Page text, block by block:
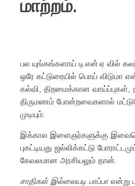
மாற்றம்.
பல யுங்கங்களாய் டி.என்.ஏ வில்
ஒரே கட்டுரையில் பொய் விடுமா
கல்வி, திறமைக்கான வாய்ப்புகள்,
திருமணம் போன்றவைகளால் மட்டுமே
முடியும்.
இக்கால இளைஞர்களுக்கு
புகட்டியது ஜல்லிக்கட்டு
கேவலமான அரசியலும் தான்.
சாதிகள் இல்லையடி பாப்பாஎன்று